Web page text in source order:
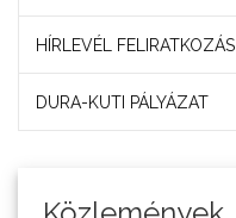
HÍRLEVÉL FELIRATKOZÁS
DURA-KUTI PÁLYÁZAT